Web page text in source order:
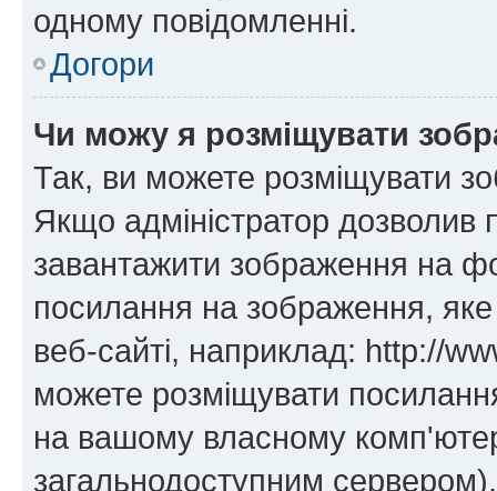
одному повідомленні.
Догори
Чи можу я розміщувати
Так, ви можете розміщувати
Якщо адміністратор
завантажити зображення на
посилання на зображення, яке
веб-сайті, наприклад: http://
можете розміщувати
на вашому власному
загальнодоступним